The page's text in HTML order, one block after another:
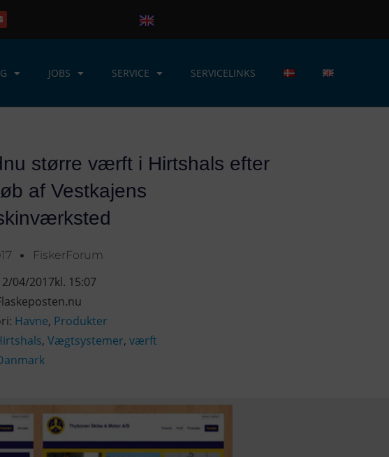
JOBS SERVICE SERVICELINKS
større værft i Hirtshals efter
af Vestkajens
FiskerForum
04/2017kl. 15:07
Havne, Produkter
, Vægtsystemer, værft